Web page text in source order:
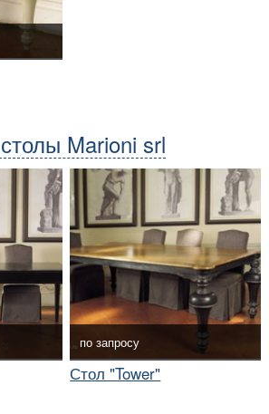
Marioni srl
по запросу
Стол "Tower"